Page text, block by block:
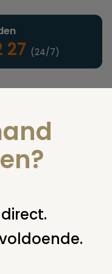
(24/7)
crematie regelen